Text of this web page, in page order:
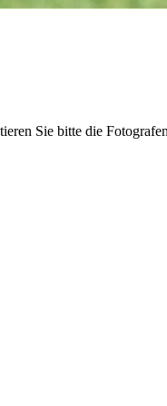
Sie bitte die